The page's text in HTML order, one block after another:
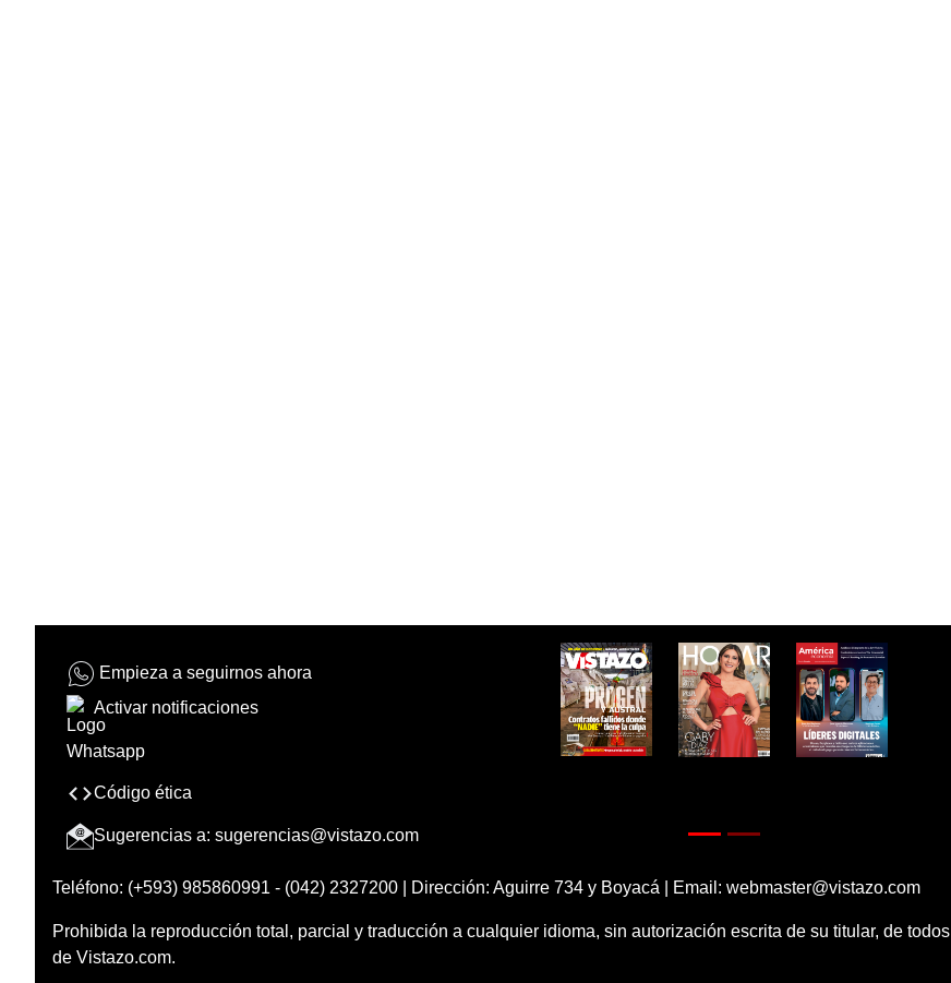
Empieza a seguirnos ahora
Activar notificaciones
Código ética
Sugerencias a: sugerencias@vistazo.com
Teléfono: (+593) 985860991 - (042) 2327200 | Dirección: Aguirre 734 y Boyacá | Email: webmaster@vistazo.com
Prohibida la reproducción total, parcial y traducción a cualquier idioma, sin autorización escrita de su titular, de
de Vistazo.com.